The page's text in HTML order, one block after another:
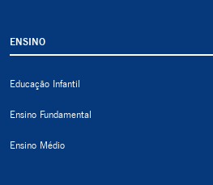
ENSINO
Educação Infantil
Ensino Fundamental
Ensino Médio